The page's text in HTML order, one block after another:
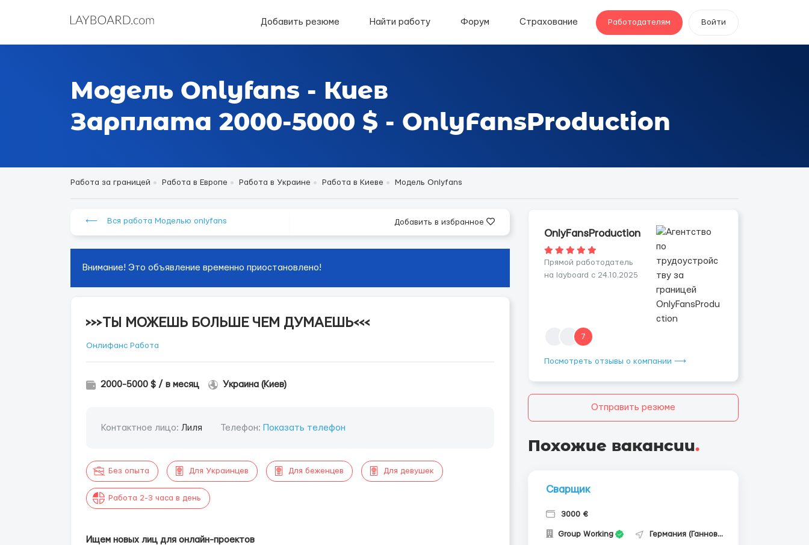
Добавить резюме Найти работу Форум Страхование Работодателям Войти
Модель Onlyfans - Киев
Зарплата 2000-5000 $ - OnlyFansProduction
Работа за границей Работа в Европе Работа в Украине Работа в Киеве Модель Onlyfans
⟵ Вся работа Моделью onlyfans Добавить в избранное
Внимание! Это объявление временно приостановлено!
>>>ТЫ МОЖЕШЬ БОЛЬШЕ ЧЕМ ДУМАЕШЬ<<<
Онлифанс Работа
2000-5000 $ / в месяц Украина (Киев)
Контактное лицо: Лиля Телефон: Показать телефон
Без опыта Для Украинцев Для беженцев Для девушек
Работа 2-3 часа в день
Ищем новых лиц для онлайн-проектов
OnlyFansProduction
Прямой работодатель
на layboard с 24.10.2025
7
Посмотреть отзывы о компании ⟶
Отправить резюме
Похожие вакансии.
Сварщик
3000 €
Group Working Германия (Ганновер)